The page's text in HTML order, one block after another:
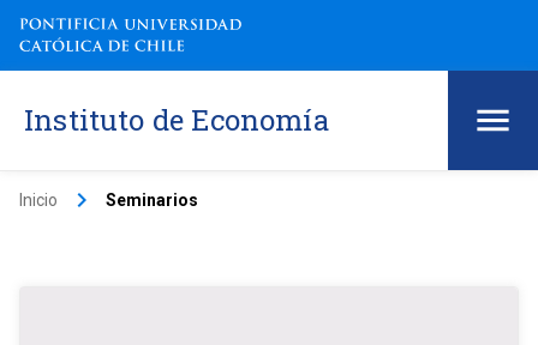
Instituto de Economía
Inicio keyboard_arrow_right Seminarios